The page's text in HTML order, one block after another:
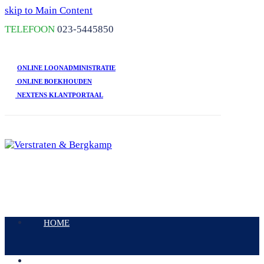
skip to Main Content
TELEFOON 023-5445850
ONLINE LOONADMINISTRATIE
ONLINE BOEKHOUDEN
NEXTENS KLANTPORTAAL
Mobile
HOME